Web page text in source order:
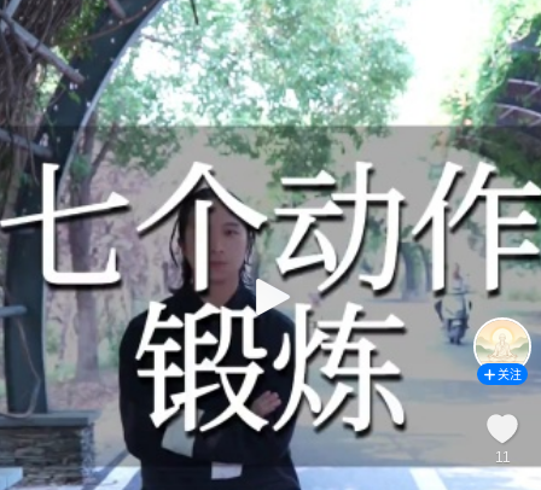
关注
11